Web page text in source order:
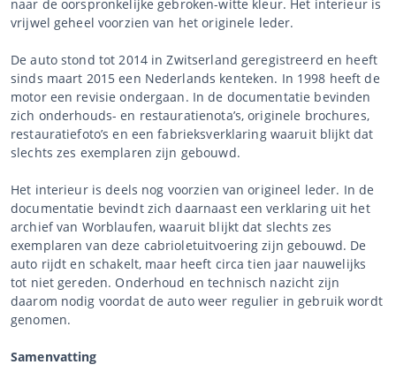
naar de oorspronkelijke gebroken-witte kleur. Het interieur is
vrijwel geheel voorzien van het originele leder.
De auto stond tot 2014 in Zwitserland geregistreerd en heeft
sinds maart 2015 een Nederlands kenteken. In 1998 heeft de
motor een revisie ondergaan. In de documentatie bevinden
zich onderhouds- en restauratienota’s, originele brochures,
restauratiefoto’s en een fabrieksverklaring waaruit blijkt dat
slechts zes exemplaren zijn gebouwd.
Het interieur is deels nog voorzien van origineel leder. In de
documentatie bevindt zich daarnaast een verklaring uit het
archief van Worblaufen, waaruit blijkt dat slechts zes
exemplaren van deze cabrioletuitvoering zijn gebouwd. De
auto rijdt en schakelt, maar heeft circa tien jaar nauwelijks
tot niet gereden. Onderhoud en technisch nazicht zijn
daarom nodig voordat de auto weer regulier in gebruik wordt
genomen.
Samenvatting